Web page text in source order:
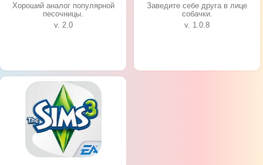
Хороший аналог популярной
песочницы.
v. 2.0
Заведите себе друга в лице
собачки.
v. 1.0.8